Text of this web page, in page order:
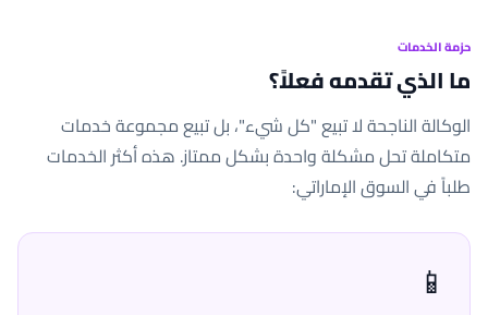
حزمة الخدمات
ما الذي تقدمه فعلاً؟
الوكالة الناجحة لا تبيع "كل شيء"، بل تبيع مجموعة خدمات
متكاملة تحل مشكلة واحدة بشكل ممتاز. هذه أكثر الخدمات
طلباً في السوق الإماراتي:
📱